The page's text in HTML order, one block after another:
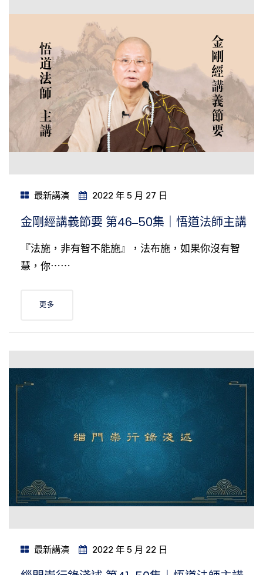
最新講演 2022 年 5 月 27 日
金剛經講義節要 第46‒50集｜悟道法師主講
『法施，非有智不能施』，法布施，如果你沒有智
慧，你⋯⋯
更多
最新講演 2022 年 5 月 22 日